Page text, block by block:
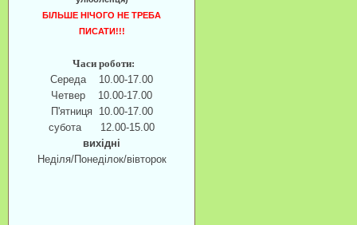
БІЛЬШЕ НІЧОГО НЕ ТРЕБА
ПИСАТИ!!!
Часи роботи:
Середа 10.00-17.00
Четвер 10.00-17.00
П'ятниця 10.00-17.00
субота 12.00-15.00
вихідні
Неділя/Понеділок/вівторок